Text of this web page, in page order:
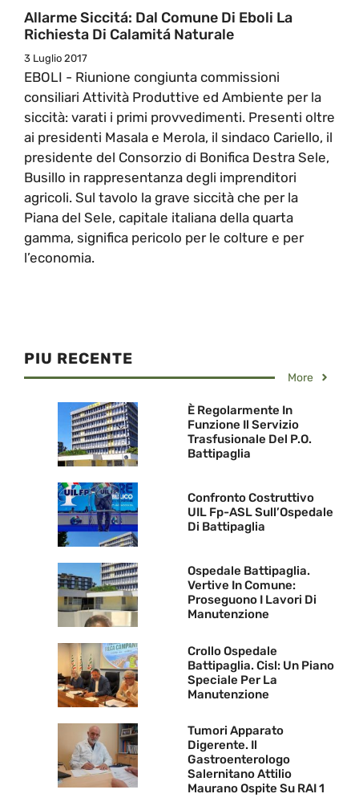
Allarme Siccitá: Dal Comune Di Eboli La
Richiesta Di Calamitá Naturale
3 Luglio 2017
EBOLI - Riunione congiunta commissioni
consiliari Attività Produttive ed Ambiente per la
siccità: varati i primi provvedimenti. Presenti oltre
ai presidenti Masala e Merola, il sindaco Cariello, il
presidente del Consorzio di Bonifica Destra Sele,
Busillo in rappresentanza degli imprenditori
agricoli. Sul tavolo la grave siccità che per la
Piana del Sele, capitale italiana della quarta
gamma, significa pericolo per le colture e per
l’economia.
PIU RECENTE
More
È Regolarmente In
Funzione Il Servizio
Trasfusionale Del P.O.
Battipaglia
Confronto Costruttivo
UIL Fp-ASL Sull’Ospedale
Di Battipaglia
Ospedale Battipaglia.
Vertive In Comune:
Proseguono I Lavori Di
Manutenzione
Crollo Ospedale
Battipaglia. Cisl: Un Piano
Speciale Per La
Manutenzione
Tumori Apparato
Digerente. Il
Gastroenterologo
Salernitano Attilio
Maurano Ospite Su RAI 1